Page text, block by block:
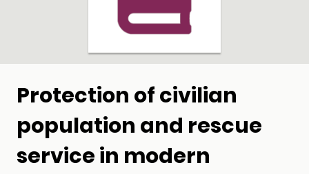
Protection of civilian
population and rescue
service in modern